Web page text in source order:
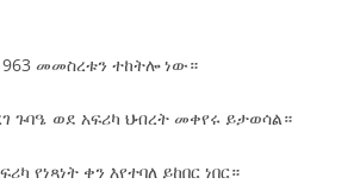
መመስረቱን ተከትሎ ነው።
ጉባዔ ወደ አፍሪካ ህብረት መቀየሩ ይታወሳል።
የነጻነት ቀን እየተባለ ይከበር ነበር።